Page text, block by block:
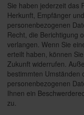
Sie haben jederzeit das
Herkunft, Empfänger
personenbezogenen
Recht, die Berichtigung
verlangen. Wenn Sie
erteilt haben, können
Zukunft widerrufen.
bestimmten Umständen
personenbezogenen
Ihnen ein
zu.